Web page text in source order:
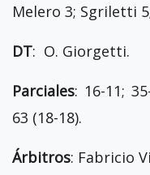
Melero 3; Sgriletti
DT: O. Giorgetti.
Parciales: 16-11;
63 (18-18).
Árbitros: Fabricio